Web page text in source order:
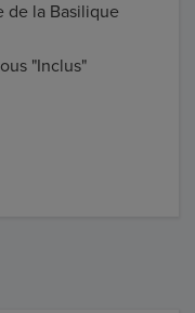
de la Basilique
"Inclus"